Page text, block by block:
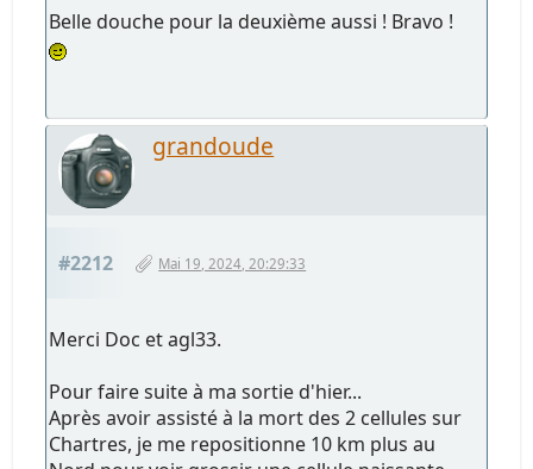
Belle douche pour la deuxième aussi ! Bravo !
grandoude
#2212 Mai 19, 2024, 20:29:33
Merci Doc et agl33.
Pour faire suite à ma sortie d'hier...
Après avoir assisté à la mort des 2 cellules sur
Chartres, je me repositionne 10 km plus au